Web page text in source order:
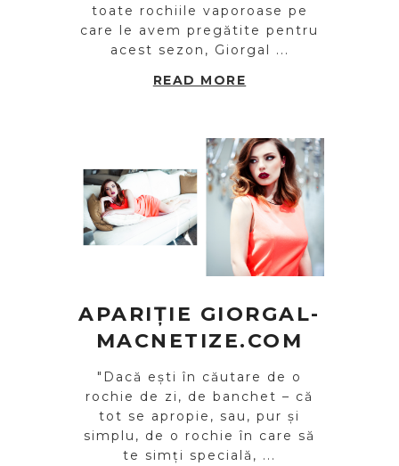
toate rochiile vaporoase pe
care le avem pregătite pentru
acest sezon, Giorgal ...
READ MORE
APARIȚIE GIORGAL-
MACNETIZE.COM
"Dacă ești în căutare de o
rochie de zi, de banchet – că
tot se apropie, sau, pur și
simplu, de o rochie în care să
te simți specială, ...